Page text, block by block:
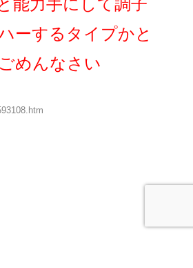
能力手にして調子
ーするタイプかと
めんなさい